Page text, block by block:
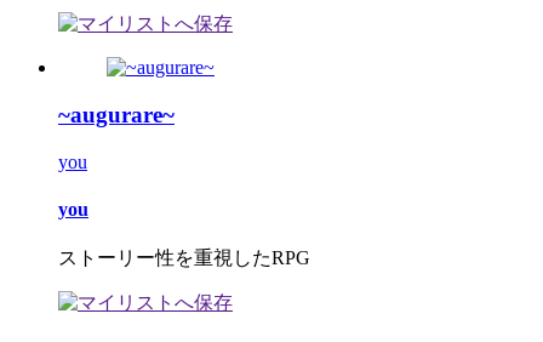
~augurare~
you
you
ストーリー性を重視したRPG